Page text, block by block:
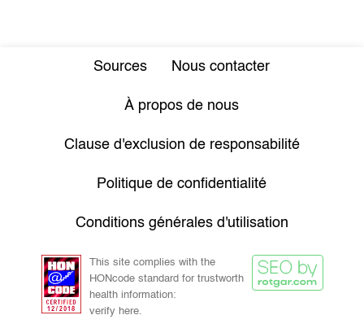
Sources Nous contacter
À propos de nous
Clause d'exclusion de responsabilité
Politique de confidentialité
Conditions générales d'utilisation
This site complies with the
HONcode standard for trustworth
health information:
verify here.